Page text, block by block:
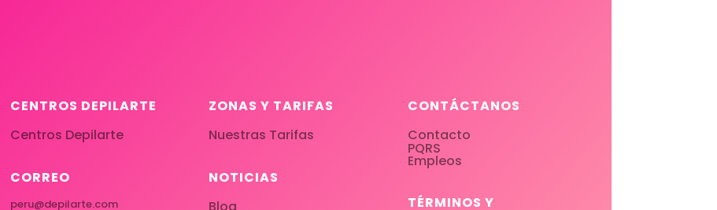
CENTROS DEPILARTE
Centros Depilarte
CORREO
peru@depilarte.com
ZONAS Y TARIFAS
Nuestras Tarifas
NOTICIAS
Blog
CONTÁCTANOS
Contacto
PQRS
Empleos
TÉRMINOS Y